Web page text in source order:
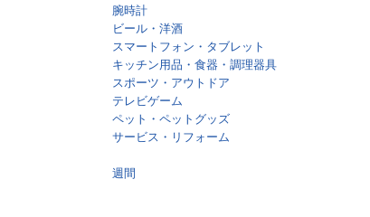
腕時計
ビール・洋酒
スマートフォン・タブレット
キッチン用品・食器・調理器具
スポーツ・アウトドア
テレビゲーム
ペット・ペットグッズ
サービス・リフォーム
週間